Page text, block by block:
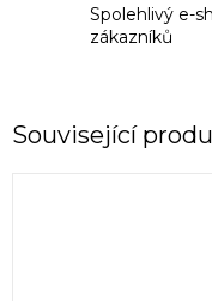
Spolehlivý e-
zákazníků
Související